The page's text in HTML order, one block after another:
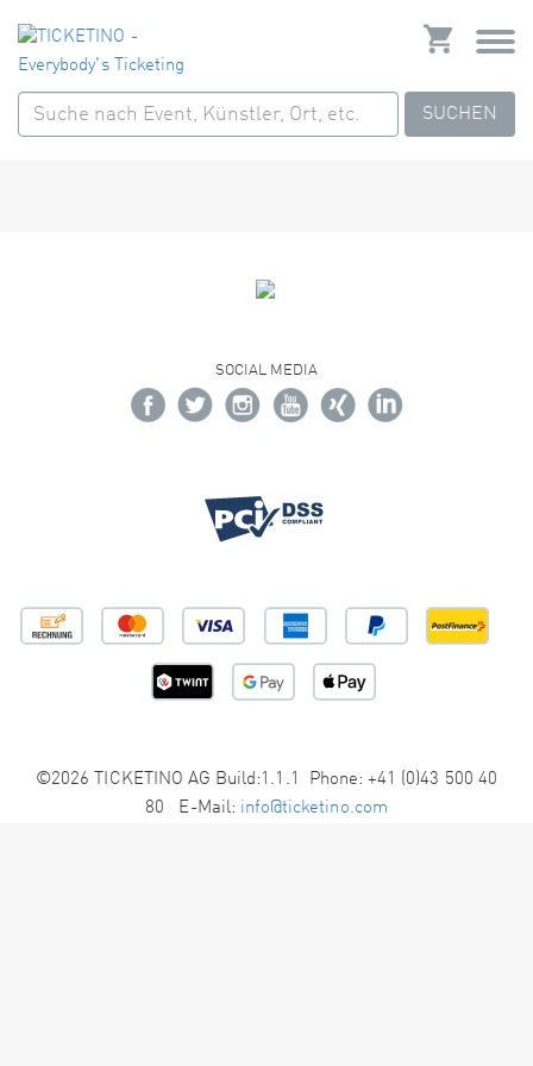
SUCHEN
SOCIAL MEDIA
©2026 TICKETINO AG Build:1.1.1 Phone: +41 (0)43 500 40
80 E-Mail: info@ticketino.com